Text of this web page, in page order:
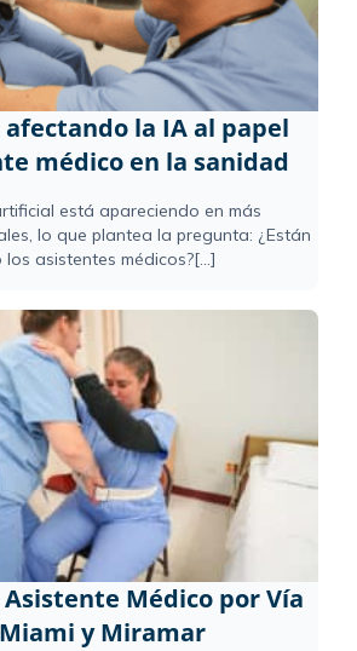
afectando la IA al papel
médico en la sanidad
está apareciendo en más
lo que plantea la pregunta: ¿Están
asistentes médicos?[...]
Asistente Médico por Vía
y Miramar